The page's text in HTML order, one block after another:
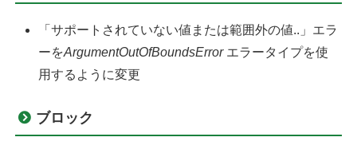
「サポートされていない値または範囲外の値..」エラ
ーをArgumentOutOfBoundsError エラータイプを使
用するように変更
ブロック